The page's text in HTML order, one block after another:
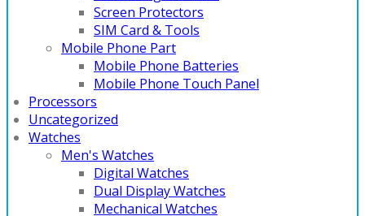
Screen Protectors
SIM Card & Tools
Mobile Phone Part
Mobile Phone Batteries
Mobile Phone Touch Panel
Processors
Uncategorized
Watches
Men's Watches
Digital Watches
Dual Display Watches
Mechanical Watches